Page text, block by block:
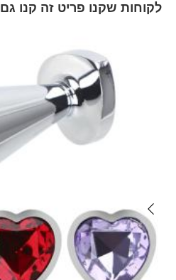
לקוחות שקנו פריט זה קנו גם